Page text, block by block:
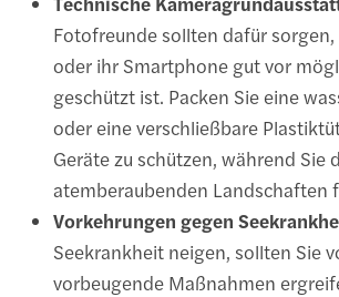
Fotofreunde sollten dafür sorgen,
oder ihr Smartphone gut vor
geschützt ist. Packen Sie eine
oder eine verschließbare
Geräte zu schützen, während Sie
atemberaubenden Landschaften
Vorkehrungen gegen
Seekrankheit neigen, sollten Sie
vorbeugende Maßnahmen